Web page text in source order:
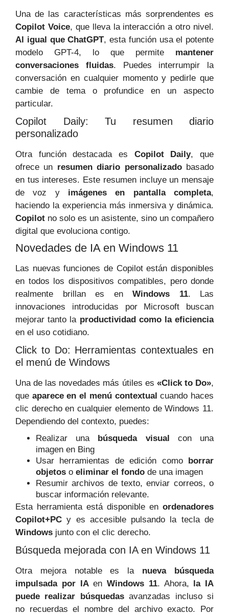
Una de las características más sorprendentes es
Copilot Voice, que lleva la interacción a otro nivel.
Al igual que ChatGPT, esta función usa el potente
modelo GPT-4, lo que permite mantener
conversaciones fluidas. Puedes interrumpir la
conversación en cualquier momento y pedirle que
cambie de tema o profundice en un aspecto
particular.
Copilot Daily: Tu resumen diario
personalizado
Otra función destacada es Copilot Daily, que
ofrece un resumen diario personalizadobasado
en tus intereses. Este resumen incluye un mensaje
de voz y imágenes en pantalla completa,
haciendo la experiencia más inmersiva y dinámica.
Copilot no solo es un asistente, sino un compañero
digital que evoluciona contigo.
Novedades de IA en Windows 11
Las nuevas funciones de Copilot están disponibles
en todos los dispositivos compatibles, pero donde
realmente brillan es en Windows 11. Las
innovaciones introducidas por Microsoft buscan
mejorar tanto la productividad como la eficiencia
en el uso cotidiano.
Click to Do: Herramientas contextuales en
el menú de Windows
Una de las novedades más útiles es «Click to Do»,
que aparece en el menú contextual cuando haces
clic derecho en cualquier elemento de Windows 11.
Dependiendo del contexto, puedes:
Realizar una
búsqueda visual
con una
imagen en Bing
Usar herramientas de edición como
borrar
objetos o eliminar el fondo de una imagen
Resumir archivos de texto, enviar correos, o
buscar información relevante.
Esta herramienta está disponible en ordenadores
Copilot+PC y es accesible pulsando la tecla de
Windows junto con el clic derecho.
Búsqueda mejorada con IA en Windows 11
Otra mejora notable es la nueva búsqueda
impulsada por IAen Windows 11. Ahora,
la IA
puede realizar búsquedasavanzadas incluso si
no recuerdas el nombre del archivo exacto. Por